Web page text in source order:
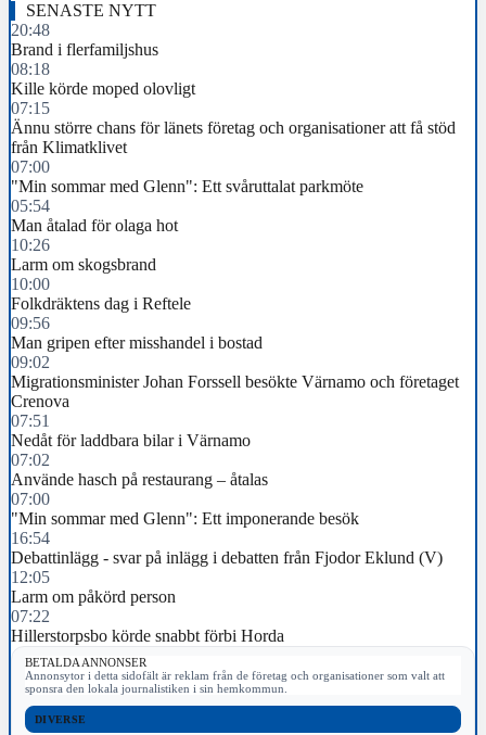
SENASTE NYTT
20:48
Brand i flerfamiljshus
08:18
Kille körde moped olovligt
07:15
Ännu större chans för länets företag och organisationer att få stöd
från Klimatklivet
07:00
"Min sommar med Glenn": Ett svåruttalat parkmöte
05:54
Man åtalad för olaga hot
10:26
Larm om skogsbrand
10:00
Folkdräktens dag i Reftele
09:56
Man gripen efter misshandel i bostad
09:02
Migrationsminister Johan Forssell besökte Värnamo och företaget
Crenova
07:51
Nedåt för laddbara bilar i Värnamo
07:02
Använde hasch på restaurang – åtalas
07:00
"Min sommar med Glenn": Ett imponerande besök
16:54
Debattinlägg - svar på inlägg i debatten från Fjodor Eklund (V)
12:05
Larm om påkörd person
07:22
Hillerstorpsbo körde snabbt förbi Horda
BETALDA ANNONSER
Annonsytor i detta sidofält är reklam från de företag och organisationer som valt att
sponsra den lokala journalistiken i sin hemkommun.
DIVERSE